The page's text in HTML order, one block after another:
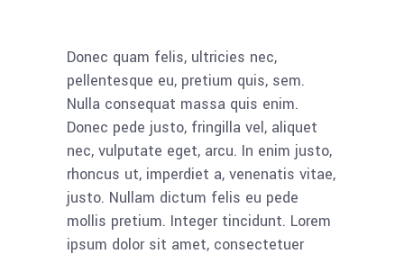
Donec quam felis, ultricies nec,
pellentesque eu, pretium quis, sem.
Nulla consequat massa quis enim.
Donec pede justo, fringilla vel, aliquet
nec, vulputate eget, arcu. In enim justo,
rhoncus ut, imperdiet a, venenatis vitae,
justo. Nullam dictum felis eu pede
mollis pretium. Integer tincidunt. Lorem
ipsum dolor sit amet, consectetuer